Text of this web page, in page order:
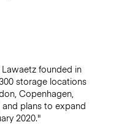
founded in
storage locations
Copenhagen,
plans to expand
2020."